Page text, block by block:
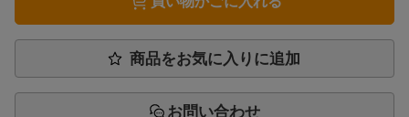
商品をお気に入りに追加
お問い合わせ